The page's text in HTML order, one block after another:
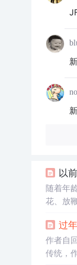
以前
随着年
花、放
过年
作者自
传统，